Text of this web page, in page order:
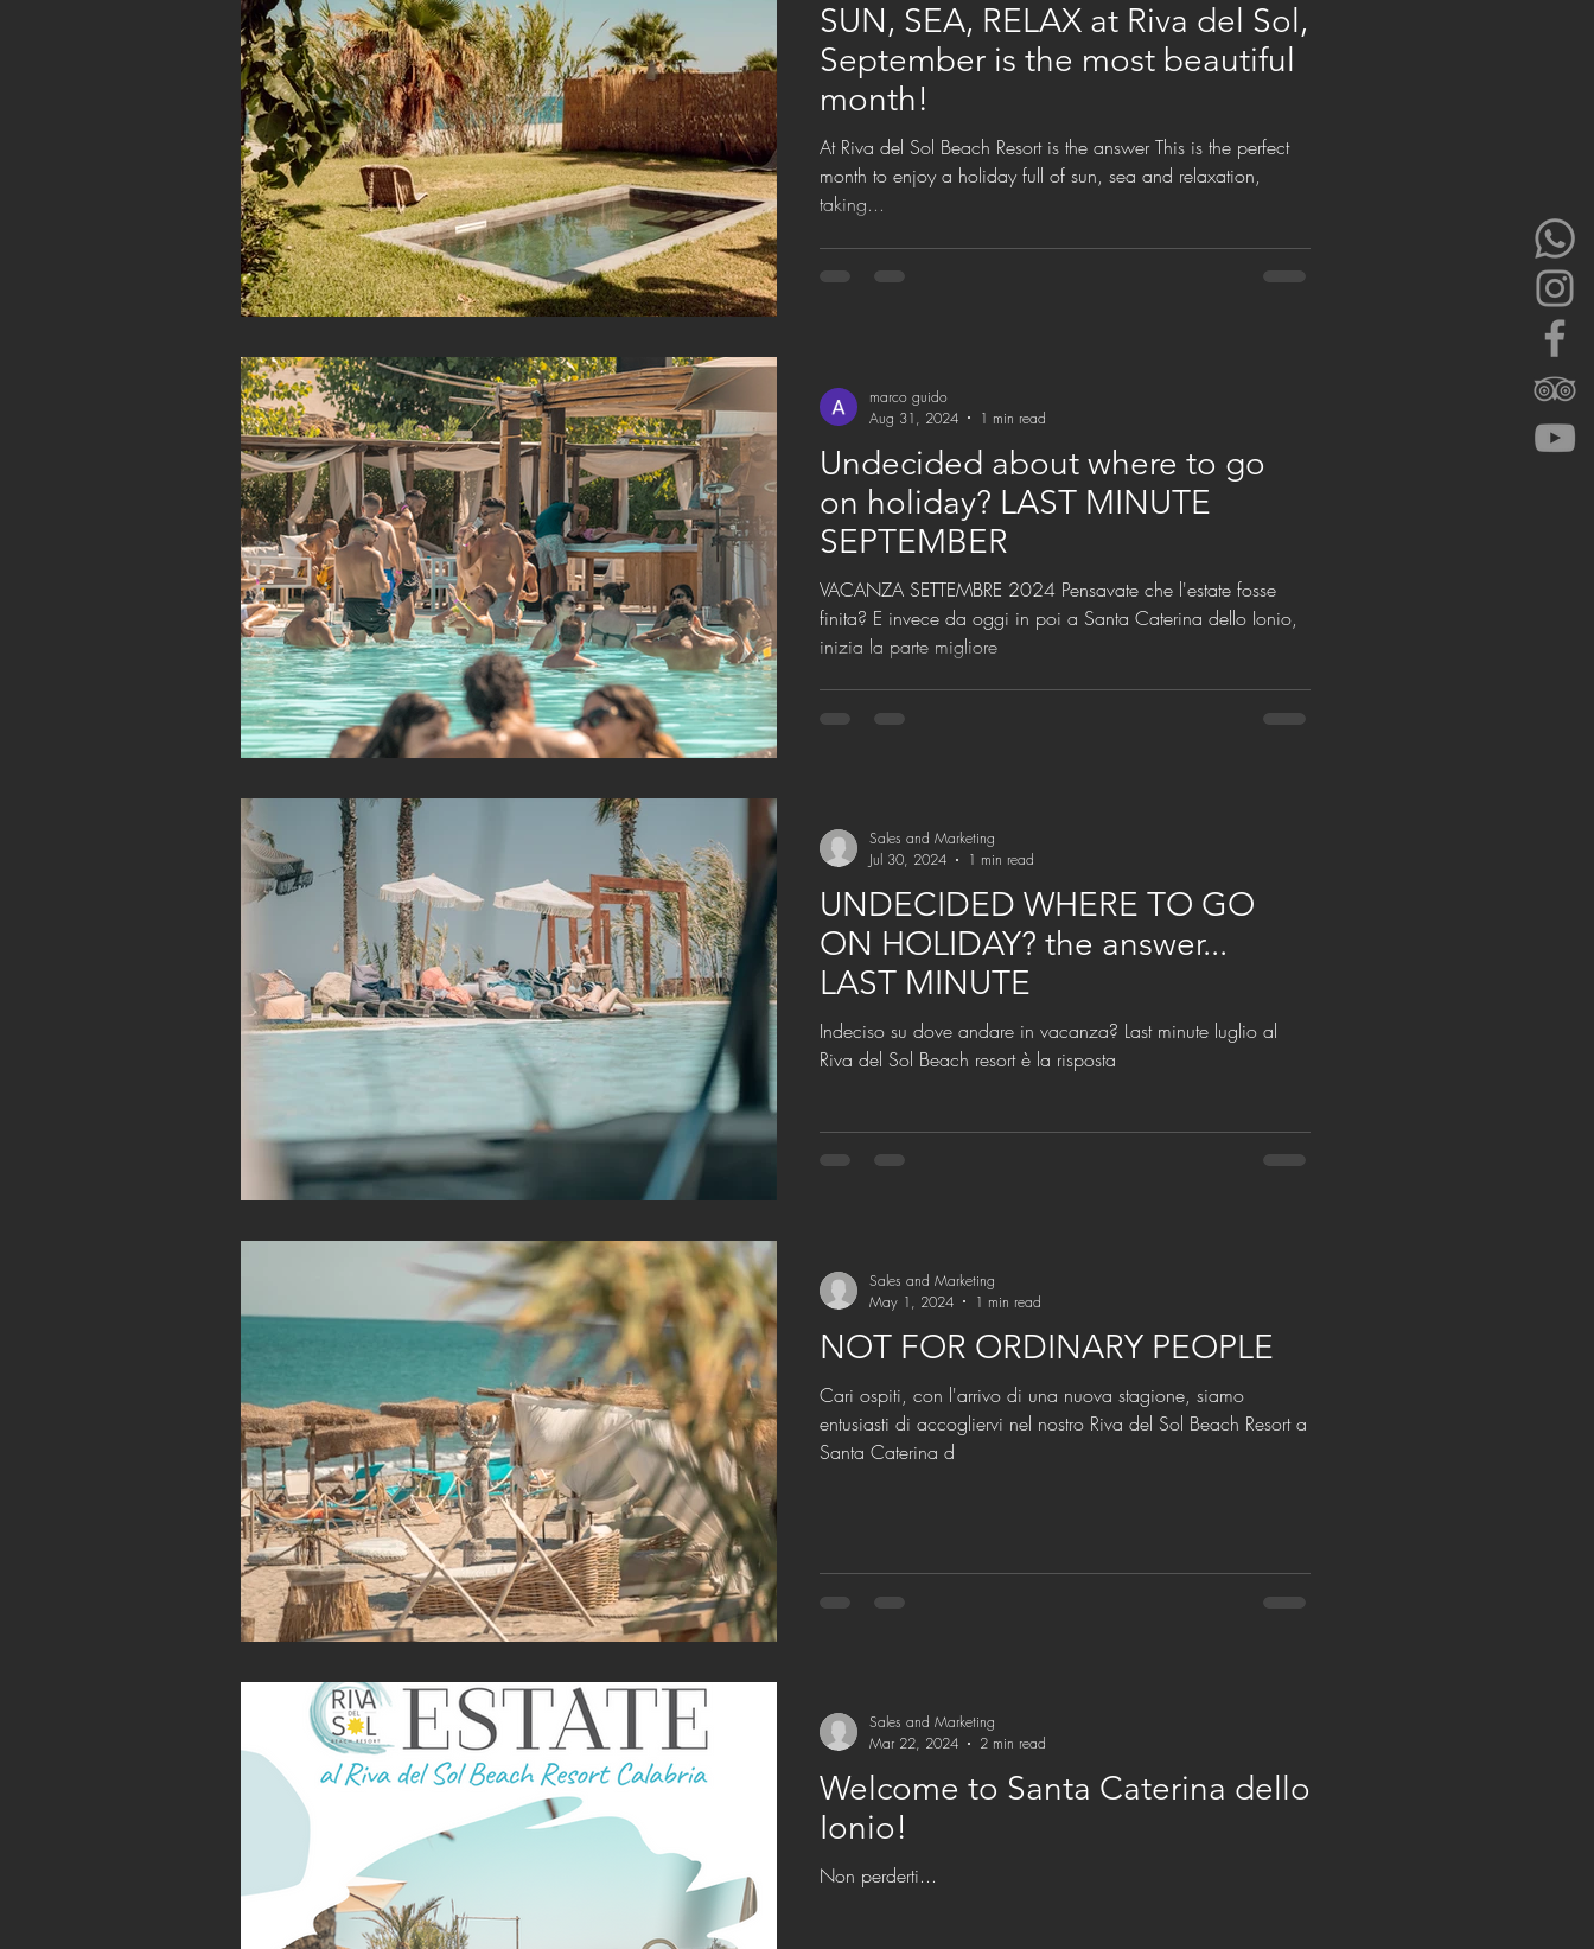
SUN, SEA, RELAX at Riva del Sol,
September is the most beautiful
month!
At Riva del Sol Beach Resort is the answer This is the perfect
month to enjoy a holiday full of sun, sea and relaxation,
taking...
Undecided about where to go
on holiday? LAST MINUTE
SEPTEMBER
VACANZA SETTEMBRE 2024 Pensavate che l'estate fosse
finita? E invece da oggi in poi a Santa Caterina dello Ionio,
inizia la parte migliore
marco guido
Aug 31, 2024
1 min read
UNDECIDED WHERE TO GO
ON HOLIDAY? the answer...
LAST MINUTE
Indeciso su dove andare in vacanza? Last minute luglio al
Riva del Sol Beach resort è la risposta
Sales and Marketing
Jul 30, 2024
1 min read
NOT FOR ORDINARY PEOPLE
Cari ospiti, con l'arrivo di una nuova stagione, siamo
entusiasti di accogliervi nel nostro Riva del Sol Beach Resort a
Santa Caterina d
Sales and Marketing
May 1, 2024
1 min read
Welcome to Santa Caterina dello
Ionio!
Non perderti...
Sales and Marketing
Mar 22, 2024
2 min read